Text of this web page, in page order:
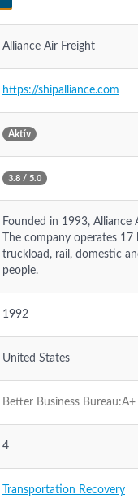
Alliance Air Freight
https://shipalliance.com
Aktív
3.8 / 5.0
Founded in 1993, Alliance
The company operates
truckload, rail, domestic
people.
1992
United States
Better Business
4
Transportation Recovery